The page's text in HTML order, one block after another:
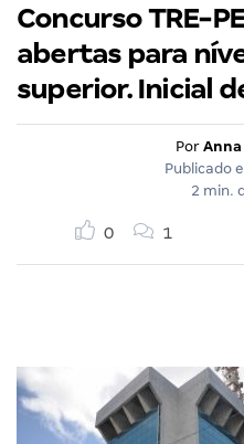
Concurso TRE-
abertas para
superior. Inicial
Por
Publicado
2 min.
0 1